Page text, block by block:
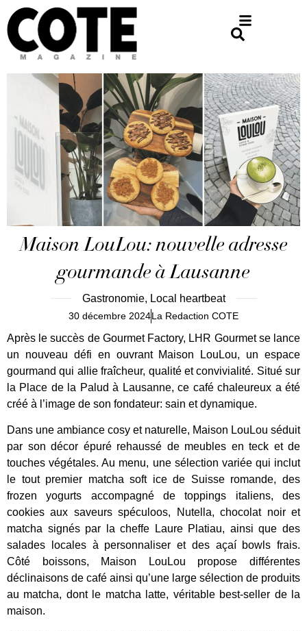
Maison LouLou: nouvelle adresse
gourmande à Lausanne
Gastronomie, Local heartbeat
30 décembre 2024La Redaction COTE
Après le succès de Gourmet Factory, LHR Gourmet se lance
un nouveau défi en ouvrant Maison LouLou, un espace
gourmand qui allie fraîcheur, qualité et convivialité. Situé sur
la Place de la Palud à Lausanne, ce café chaleureux a été
créé à l’image de son fondateur: sain et dynamique.
Dans une ambiance cosy et naturelle, Maison LouLou séduit
par son décor épuré rehaussé de meubles en teck et de
touches végétales. Au menu, une sélection variée qui inclut
le tout premier matcha soft ice de Suisse romande, des
frozen yogurts accompagné de toppings italiens, des
cookies aux saveurs spéculoos, Nutella, chocolat noir et
matcha signés par la cheffe Laure Platiau, ainsi que des
salades locales à personnaliser et des açaí bowls frais.
Côté boissons, Maison LouLou propose différentes
déclinaisons de café ainsi qu’une large sélection de produits
au matcha, dont le matcha latte, véritable best-seller de la
maison.